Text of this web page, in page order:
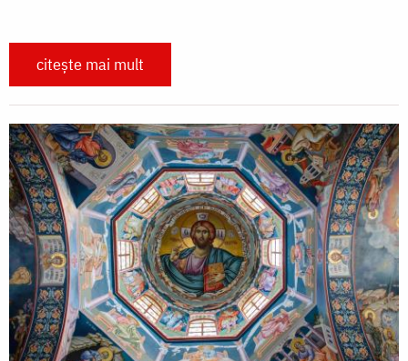
citește mai mult